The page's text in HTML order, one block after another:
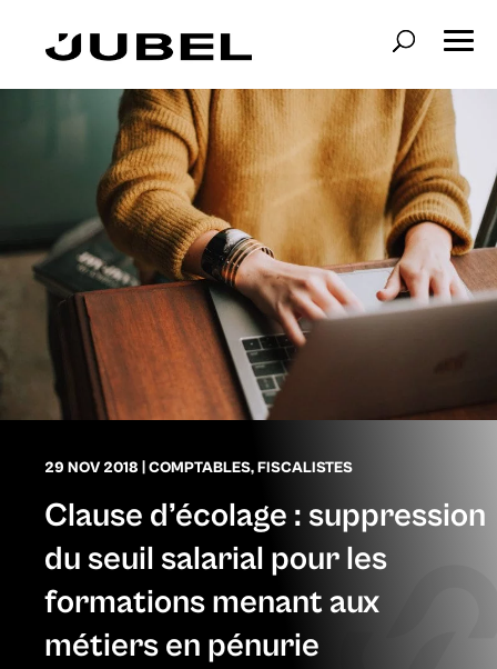
29 NOV 2018 COMPTABLES,FISCALISTES
Clause d’écolage : suppression
du seuil salarial pour les
formations menant aux
métiers en pénurie